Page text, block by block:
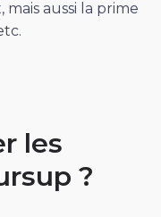
aussi la prime
les
?